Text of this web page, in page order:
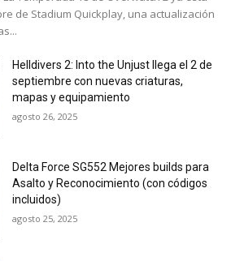
de Stadium Quickplay, una actualización
Helldivers 2: Into the Unjust llega el 2 de
septiembre con nuevas criaturas,
mapas y equipamiento
agosto 26, 2025
Delta Force SG552 Mejores builds para
Asalto y Reconocimiento (con códigos
incluidos)
agosto 25, 2025